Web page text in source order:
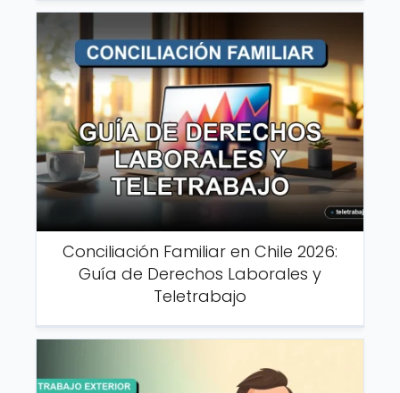
Conciliación Familiar en Chile 2026:
Guía de Derechos Laborales y
Teletrabajo